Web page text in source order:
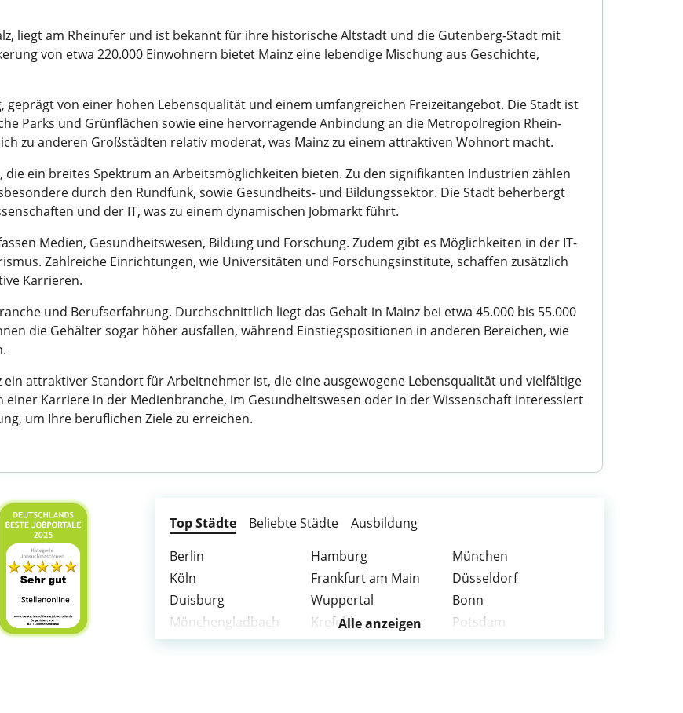
liegt am Rheinufer und ist bekannt für ihre historische Altstadt und die Gutenberg-Stadt mit
von etwa 220.000 Einwohnern bietet Mainz eine lebendige Mischung aus Geschichte,
von einer hohen Lebensqualität und einem umfangreichen Freizeitangebot. Die Stadt ist
Parks und Grünflächen sowie eine hervorragende Anbindung an die Metropolregion Rhein-
zu anderen Großstädten relativ moderat, was Mainz zu einem attraktiven Wohnort macht.
ein breites Spektrum an Arbeitsmöglichkeiten bieten. Zu den signifikanten Industrien zählen
durch den Rundfunk, sowie Gesundheits- und Bildungssektor. Die Stadt beherbergt
und der IT, was zu einem dynamischen Jobmarkt führt.
Medien, Gesundheitswesen, Bildung und Forschung. Zudem gibt es Möglichkeiten in der IT-
Zahlreiche Einrichtungen, wie Universitäten und Forschungsinstitute, schaffen zusätzlich
Karrieren.
und Berufserfahrung. Durchschnittlich liegt das Gehalt in Mainz bei etwa 45.000 bis 55.000
die Gehälter sogar höher ausfallen, während Einstiegspositionen in anderen Bereichen, wie
ein attraktiver Standort für Arbeitnehmer ist, die eine ausgewogene Lebensqualität und vielfältige
einer Karriere in der Medienbranche, im Gesundheitswesen oder in der Wissenschaft interessiert
um Ihre beruflichen Ziele zu erreichen.
Top Städte Beliebte Städte
Ausbildung
Berlin
Hamburg
München
Köln
Frankfurt am Main
Düsseldorf
Duisburg
Wuppertal
Bonn
Mönchengladbach
Krefeld
Potsdam
Mülheim an der Ruhr
Leverkusen
Solingen
Alle anzeigen